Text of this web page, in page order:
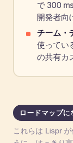
で 300
開発者向
チーム・
使ってい
の共有カ
ロードマップに
これらは Lispr